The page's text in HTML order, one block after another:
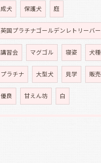
成犬 保護犬 庭
英国プラチナゴールデンレトリーバー
講習会 マグゴル 寝姿 犬種
プラチナ 大型犬 見学 販売
優良 甘えん坊 白